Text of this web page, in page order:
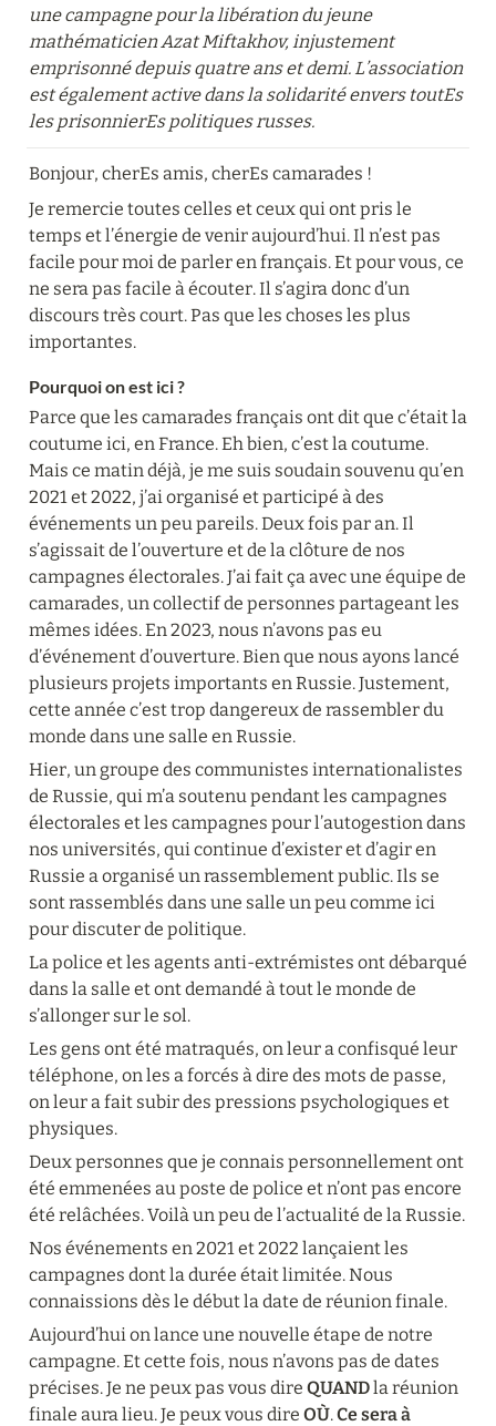
une campagne pour la libération du jeune
mathématicien Azat Miftakhov, injustement
emprisonné depuis quatre ans et demi. L’association
est également active dans la solidarité envers toutEs
les prisonnierEs politiques russes.
Bonjour, cherEs amis, cherEs camarades !
Je remercie toutes celles et ceux qui ont pris le
temps et l’énergie de venir aujourd’hui. Il n’est pas
facile pour moi de parler en français. Et pour vous, ce
ne sera pas facile à écouter. Il s’agira donc d’un
discours très court. Pas que les choses les plus
importantes.
Pourquoi on est ici ?
Parce que les camarades français ont dit que c’était la
coutume ici, en France. Eh bien, c’est la coutume.
Mais ce matin déjà, je me suis soudain souvenu qu’en
2021 et 2022, j’ai organisé et participé à des
événements un peu pareils. Deux fois par an. Il
s’agissait de l’ouverture et de la clôture de nos
campagnes électorales. J’ai fait ça avec une équipe de
camarades, un collectif de personnes partageant les
mêmes idées. En 2023, nous n’avons pas eu
d’événement d’ouverture. Bien que nous ayons lancé
plusieurs projets importants en Russie. Justement,
cette année c’est trop dangereux de rassembler du
monde dans une salle en Russie.
Hier, un groupe des communistes internationalistes
de Russie, qui m’a soutenu pendant les campagnes
électorales et les campagnes pour l’autogestion dans
nos universités, qui continue d’exister et d’agir en
Russie a organisé un rassemblement public. Ils se
sont rassemblés dans une salle un peu comme ici
pour discuter de politique.
La police et les agents anti-extrémistes ont débarqué
dans la salle et ont demandé à tout le monde de
s’allonger sur le sol.
Les gens ont été matraqués, on leur a confisqué leur
téléphone, on les a forcés à dire des mots de passe,
on leur a fait subir des pressions psychologiques et
physiques.
Deux personnes que je connais personnellement ont
été emmenées au poste de police et n’ont pas encore
été relâchées. Voilà un peu de l’actualité de la Russie.
Nos événements en 2021 et 2022 lançaient les
campagnes dont la durée était limitée. Nous
connaissions dès le début la date de réunion finale.
Aujourd’hui on lance une nouvelle étape de notre
campagne. Et cette fois, nous n’avons pas de dates
précises. Je ne peux pas vous dire QUAND la réunion
finale aura lieu. Je peux vous dire OÙ. Ce sera à